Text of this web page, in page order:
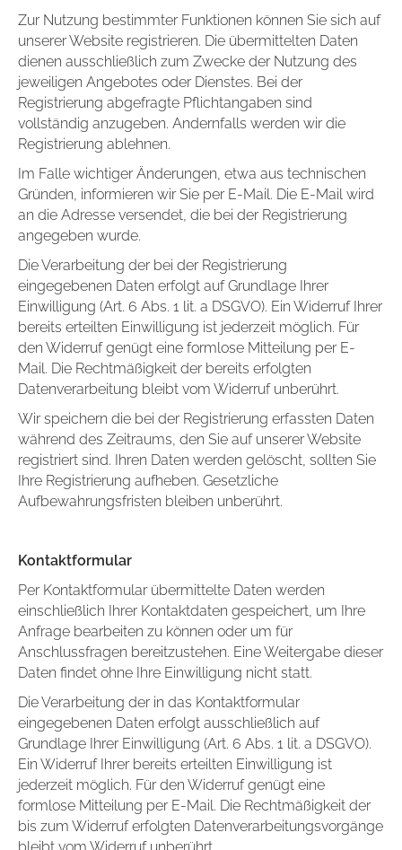
Zur Nutzung bestimmter Funktionen können Sie sich auf
unserer Website registrieren. Die übermittelten Daten
dienen ausschließlich zum Zwecke der Nutzung des
jeweiligen Angebotes oder Dienstes. Bei der
Registrierung abgefragte Pflichtangaben sind
vollständig anzugeben. Andernfalls werden wir die
Registrierung ablehnen.
Im Falle wichtiger Änderungen, etwa aus technischen
Gründen, informieren wir Sie per E-Mail. Die E-Mail wird
an die Adresse versendet, die bei der Registrierung
angegeben wurde.
Die Verarbeitung der bei der Registrierung
eingegebenen Daten erfolgt auf Grundlage Ihrer
Einwilligung (Art. 6 Abs. 1 lit. a DSGVO). Ein Widerruf Ihrer
bereits erteilten Einwilligung ist jederzeit möglich. Für
den Widerruf genügt eine formlose Mitteilung per E-
Mail. Die Rechtmäßigkeit der bereits erfolgten
Datenverarbeitung bleibt vom Widerruf unberührt.
Wir speichern die bei der Registrierung erfassten Daten
während des Zeitraums, den Sie auf unserer Website
registriert sind. Ihren Daten werden gelöscht, sollten Sie
Ihre Registrierung aufheben. Gesetzliche
Aufbewahrungsfristen bleiben unberührt.
Kontaktformular
Per Kontaktformular übermittelte Daten werden
einschließlich Ihrer Kontaktdaten gespeichert, um Ihre
Anfrage bearbeiten zu können oder um für
Anschlussfragen bereitzustehen. Eine Weitergabe dieser
Daten findet ohne Ihre Einwilligung nicht statt.
Die Verarbeitung der in das Kontaktformular
eingegebenen Daten erfolgt ausschließlich auf
Grundlage Ihrer Einwilligung (Art. 6 Abs. 1 lit. a DSGVO).
Ein Widerruf Ihrer bereits erteilten Einwilligung ist
jederzeit möglich. Für den Widerruf genügt eine
formlose Mitteilung per E-Mail. Die Rechtmäßigkeit der
bis zum Widerruf erfolgten Datenverarbeitungsvorgänge